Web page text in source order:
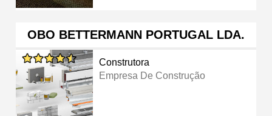
OBO BETTERMANN PORTUGAL LDA.
Construtora
Empresa De Construção